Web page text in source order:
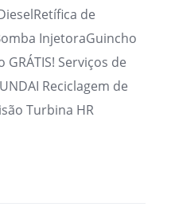
de
InjetoraGuincho
GRÁTIS! Serviços de
Reciclagem de
Turbina HR